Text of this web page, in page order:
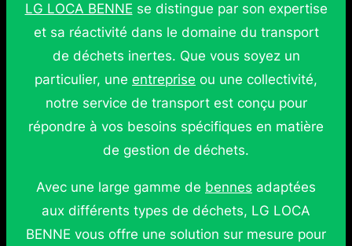
LG LOCA BENNE se distingue par son expertise
et sa réactivité dans le domaine du transport
de déchets inertes. Que vous soyez un
particulier, une entreprise ou une collectivité,
notre service de transport est conçu pour
répondre à vos besoins spécifiques en matière
de gestion de déchets.
Avec une large gamme de bennes adaptées
aux différents types de déchets, LG LOCA
BENNE vous offre une solution sur mesure pour